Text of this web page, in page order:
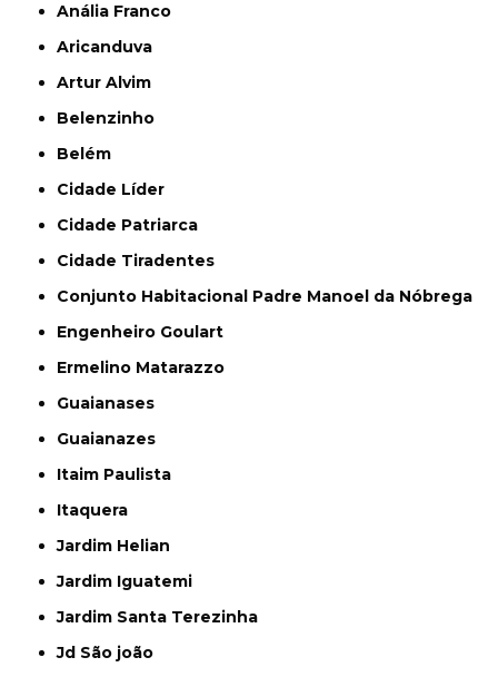
Anália Franco
Aricanduva
Artur Alvim
Belenzinho
Belém
Cidade Líder
Cidade Patriarca
Cidade Tiradentes
Conjunto Habitacional Padre Manoel da Nóbrega
Engenheiro Goulart
Ermelino Matarazzo
Guaianases
Guaianazes
Itaim Paulista
Itaquera
Jardim Helian
Jardim Iguatemi
Jardim Santa Terezinha
Jd São joão